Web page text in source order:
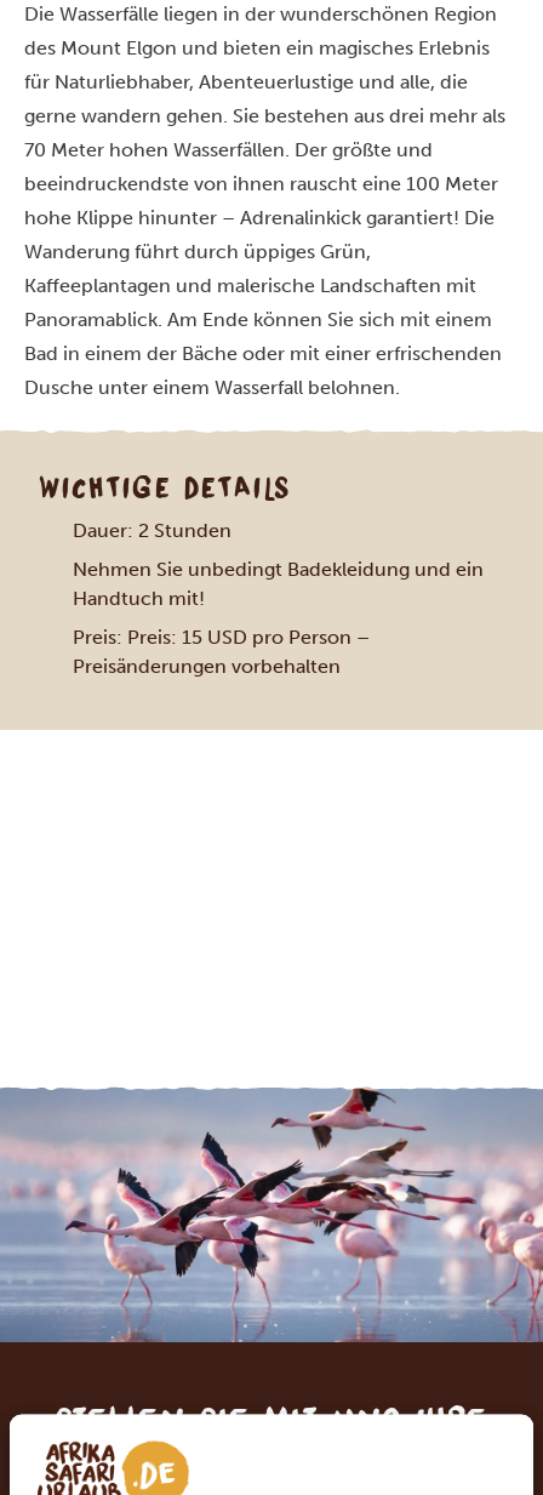
Die Wasserfälle liegen in der wunderschönen Region
des Mount Elgon und bieten ein magisches Erlebnis
für Naturliebhaber, Abenteuerlustige und alle, die
gerne wandern gehen. Sie bestehen aus drei mehr als
70 Meter hohen Wasserfällen. Der größte und
beeindruckendste von ihnen rauscht eine 100 Meter
hohe Klippe hinunter – Adrenalinkick garantiert! Die
Wanderung führt durch üppiges Grün,
Kaffeeplantagen und malerische Landschaften mit
Panoramablick. Am Ende können Sie sich mit einem
Bad in einem der Bäche oder mit einer erfrischenden
Dusche unter einem Wasserfall belohnen.
WICHTIGE DETAILS
Dauer: 2 Stunden
Nehmen Sie unbedingt Badekleidung und ein
Handtuch mit!
Preis: Preis: 15 USD pro Person –
Preisänderungen vorbehalten
Stellen Sie mit uns Ihre
Traumreise zusammen